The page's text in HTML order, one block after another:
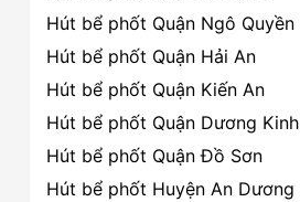
Hút bể phốt Quận Ngô Quyền
Hút bể phốt Quận Hải An
Hút bể phốt Quận Kiến An
Hút bể phốt Quận Dương Kinh
Hút bể phốt Quận Đồ Sơn
Hút bể phốt Huyện An Dương